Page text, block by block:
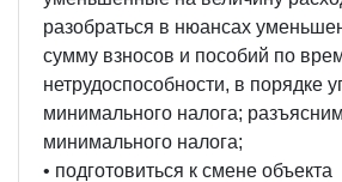
разобраться в нюансах
сумму взносов и пособий по
нетрудоспособности, в порядке
минимального налога;
минимального налога;
• подготовиться к смене объекта